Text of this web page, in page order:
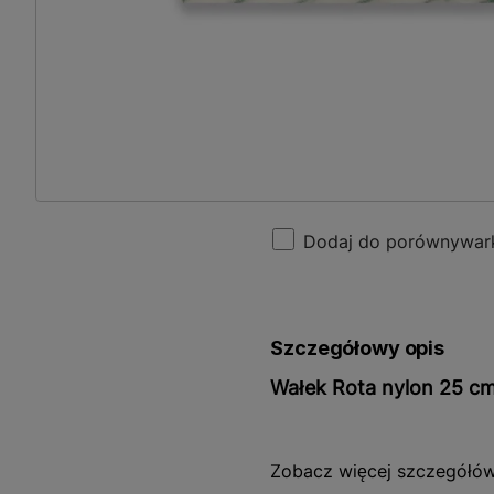
Dodaj do
Szczegółowy opis
Wałek Rota nylon 25
Wałek Rota nylon 25 cm
o precyzyjnym i
Zobacz więcej